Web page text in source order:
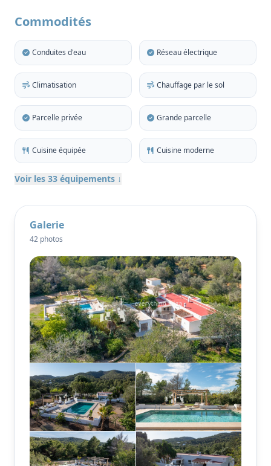
élégantes, soigneusement conçues pour équilibrer
le confort, la fonctionnalité et l'intimité.
Les espaces intérieurs sont baignés de lumière
naturelle et présentent des textures chaudes, des
matériaux organiques et d'élégants espaces de vie
ouverts qui créent une atmosphère calme et
sophistiquée dans toute la maison. Les
caractéristiques originales comprennent de riches
plafonds à poutres en bois, des arcs muraux et des
cheminées traditionnelles. Une spacieuse cuisine de
des appareils électroménagers de qualité et un petit
bar pratique pour le petit-déjeuner.
De grandes portes vitrées relient sans effort les
espaces intérieurs et extérieurs, adoptant ainsi le
mode de vie caractéristique d'Ibiza. Les multiples
terrasses offrent des espaces accueillants pour
dîner, recevoir ou simplement se détendre dans un
environnement paisible.
La piscine accueillante est flanquée d'une généreuse
terrasse solarium et parfaitement positionnée dans
les jardins paysagers pour profiter des longues
journées ensoleillées en toute sérénité. Protégée et
mise en valeur par de jolis murs en pierre locale, la
propriété offre un parking pour plusieurs véhicules
et un véritable sentiment d'isolement dans un
environnement calme et propice à la vie.
Commodités
Conduites d'eau Réseau électrique
Climatisation Chauffage par le sol
Parcelle privée Grande parcelle
Cuisine équipée Cuisine moderne
Voir les 33 équipements ↓
Galerie
42 photos